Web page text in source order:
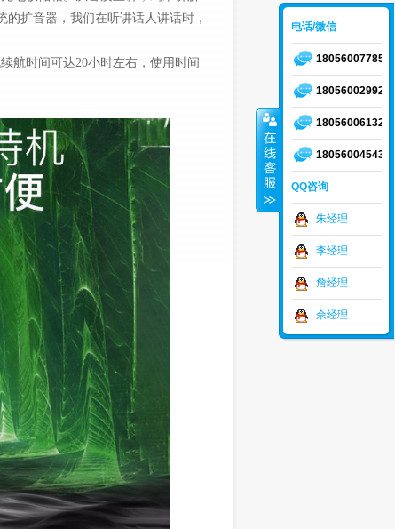
电话/微信
18056007785
18056002992
18056006132
18056004543
QQ咨询
朱经理
李经理
詹经理
佘经理
扩音器，我们在听讲话人讲话时，
航时间可达20小时左右，使用时间